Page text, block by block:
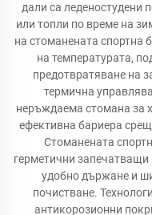
дали са леденостудени
или топли по време на
на стоманената спортна
на температурата,
предотвратяване на
термична
неръждаема стомана за
ефективна бариера
Стоманената
герметични
удобно държане и
почистване.
антикорозионни